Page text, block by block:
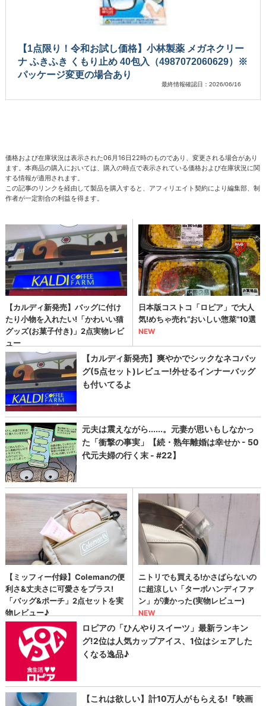
【1点限り！令和お試し価格】小林製薬 メガネクリー
ナ ふきふき くもり止め 40包入（4987072060629）※
パッケージ変更の場合あり
最終情報確認日：2026/06/16
価格および在庫状況は表示された06月16日22時のものであり、変更される場合があり
ます。本商品の購入においては、購入の時点で表示されている価格および在庫状況に関
する情報が適用されます。
この記事のリンクを経由して製品を購入すると、アフィリエイト契約により編集部、制
作者が一定割合の利益を得ます。